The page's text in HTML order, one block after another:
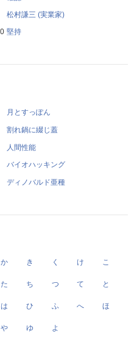
松村謙三 (実業家)
堅持
月とすっぽん
割れ鍋に綴じ蓋
人間性能
バイオハッキング
ディノバルド亜種
か き く け こ
た ち つ て と
は ひ ふ へ ほ
や ゆ よ